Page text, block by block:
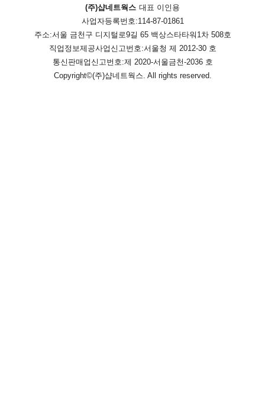
(주)샵네트웍스 대표 이인용
사업자등록번호:114-87-01861
주소:서울 금천구 디지털로9길 65 백상스타타워1차 508호
직업정보제공사업신고번호:서울청 제 2012-30 호
통신판매업신고번호:제 2020-서울금천-2036 호
Copyright©(주)샵네트웍스 . All rights reserved.